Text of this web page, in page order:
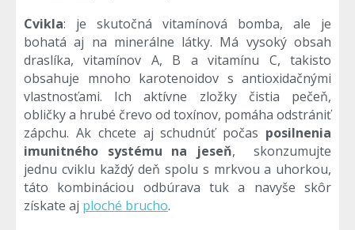
Cvikla: je skutočná vitamínová bomba, ale je
bohatá aj na minerálne látky. Má vysoký obsah
draslíka, vitamínov A, B a vitamínu C, takisto
obsahuje mnoho karotenoidov s antioxidačnými
vlastnosťami. Ich aktívne zložky čistia pečeň,
obličky a hrubé črevo od toxínov, pomáha odstrániť
zápchu. Ak chcete aj schudnúť počas posilnenia
imunitného systému na jeseň, skonzumujte
jednu cviklu každý deň spolu s mrkvou a uhorkou,
táto kombináciou odbúrava tuk a navyše skôr
získate aj ploché brucho.